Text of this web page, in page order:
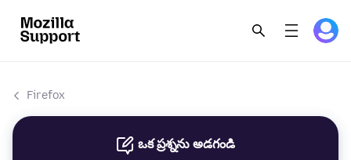
Firefox
ఒక ప్రశ్నను అడగండి